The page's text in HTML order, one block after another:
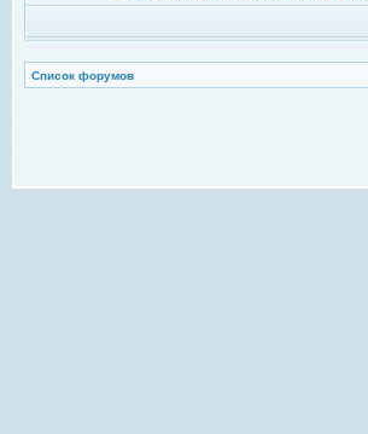
Список форумов